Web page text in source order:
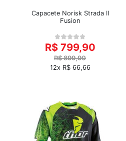
Capacete Norisk Strada II
Fusion
R$ 799,90
R$ 899,90
12x R$ 66,66